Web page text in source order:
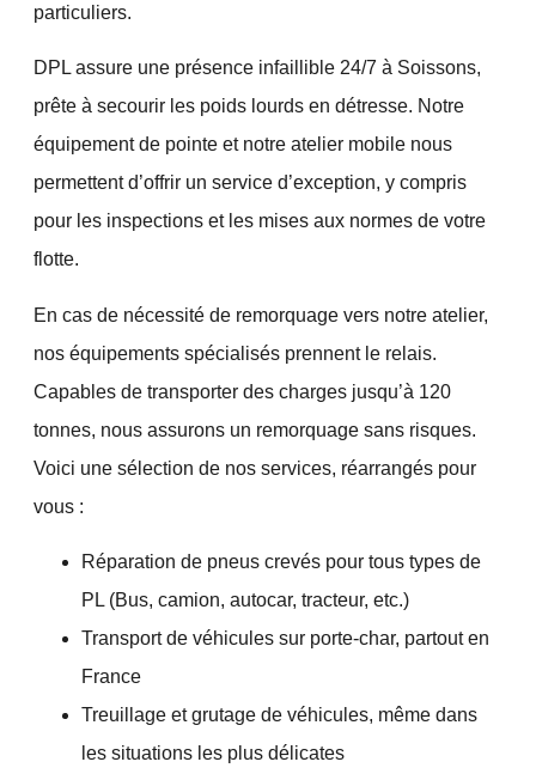
particuliers.
DPL assure une présence infaillible 24/7 à Soissons,
prête à secourir les poids lourds en détresse. Notre
équipement de pointe et notre atelier mobile nous
permettent d’offrir unservice d’exception, y compris
pour les inspections et les mises aux normes de votre
flotte.
En cas de nécessité de remorquage vers notre atelier,
nos équipements spécialisés prennent le relais.
Capables de transporter des charges jusqu’à 120
tonnes, nous assurons un remorquage sans risques.
Voici une sélection de nos services, réarrangés pour
vous :
Réparation de pneus crevés pour tous types de
PL (Bus, camion, autocar, tracteur, etc.)
Transport de véhicules sur porte-char, partout en
France
Treuillage et grutage de véhicules, même dans
les situations les plus délicates